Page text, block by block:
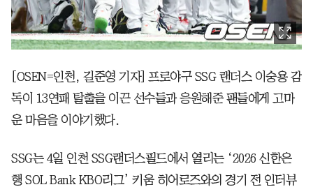
[OSEN=인천, 길준영 기자] 프로야구 SSG 랜더스 이숭용 감
독이 13연패 탈출을 이끈 선수들과 응원해준 팬들에게 고마
운 마음을 이야기했다.
SSG는 4일 인천 SSG랜더스필드에서 열리는 ‘2026 신한은
행 SOL Bank KBO리그’ 키움 히어로즈와의 경기 전 인터뷰